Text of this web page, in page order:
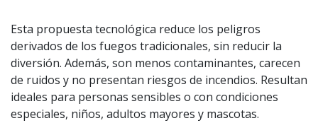
Esta propuesta tecnológica reduce los peligros
derivados de los fuegos tradicionales, sin reducir la
diversión. Además, son menos contaminantes, carecen
de ruidos y no presentan riesgos de incendios. Resultan
ideales para personas sensibles o con condiciones
especiales, niños, adultos mayores y mascotas.